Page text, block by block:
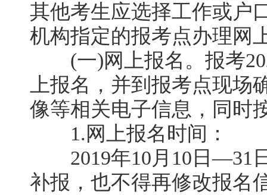
其他考生应选择工作或户
机构指定的报考点办理网
(一)网上报名。报考
上报名，并到报考点现
像等相关电子信息，同时
1.网上报名时间：
2019年10月10日—31日
补报，也不得再修改报名